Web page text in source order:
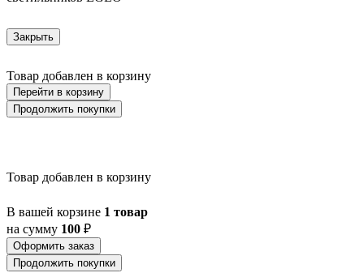
BALEZZE
BALIGIAN
BALLINA
BALMAHA
BALNARIO
BALOISH
BARI 1
BARNSTAPLE
BASALGO 1
BASILANO
BASILDON
BATABANO
Закрыть
Товар добавлен в корзину
Перейти в корзину
Продолжить покупки
Товар добавлен в корзину
В вашей корзине 1 товар
на сумму 100 ₽
Оформить заказ
Продолжить покупки